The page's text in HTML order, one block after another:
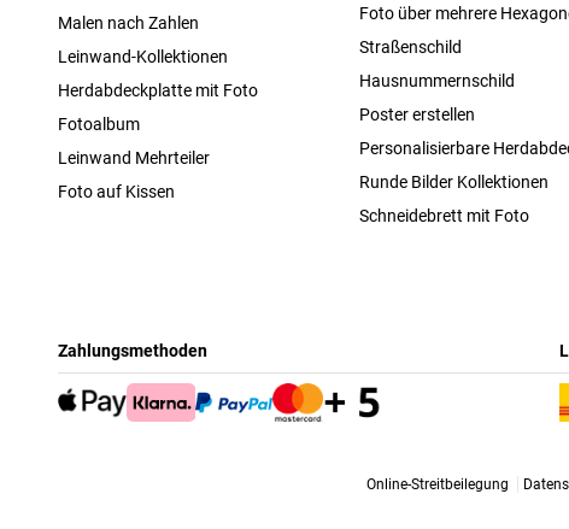
Malen nach Zahlen
Leinwand-Kollektionen
Herdabdeckplatte mit Foto
Fotoalbum
Leinwand Mehrteiler
Foto auf Kissen
Foto über mehrere
Straßenschild
Hausnummernschild
Poster erstellen
Personalisierbare
Runde Bilder Kollektionen
Schneidebrett mit Foto
Zahlungsmethoden
Online-Streitbeilegung